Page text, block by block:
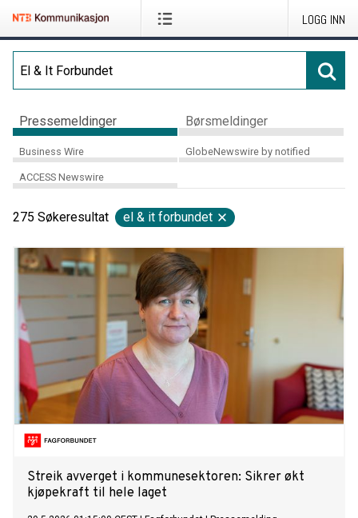
LOGG INN
Pressemeldinger Børsmeldinger
Business Wire GlobeNewswire by notified
ACCESS Newswire
275 Søkeresultat el & it forbundet
Streik avverget i kommunesektoren: Sikrer økt
kjøpekraft til hele laget